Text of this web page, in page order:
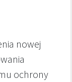
nowej
ochrony